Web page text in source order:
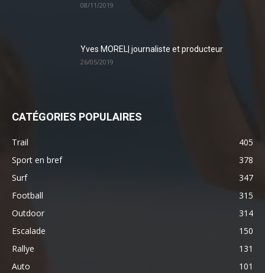
08/11/2019
Yves MOREL| journaliste et producteur
26/05/2019
CATÉGORIES POPULAIRES
Trail
405
Sport en bref
378
Surf
347
Football
315
Outdoor
314
Escalade
150
Rallye
131
Auto
101